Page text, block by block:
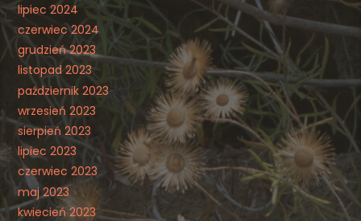
lipiec 2024
czerwiec 2024
grudzień 2023
listopad 2023
październik 2023
wrzesień 2023
sierpień 2023
lipiec 2023
czerwiec 2023
maj 2023
kwiecień 2023